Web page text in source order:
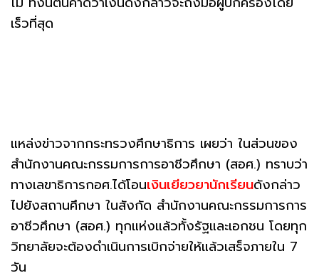
เร็วที่สุด
แหล่งข่าวจากกระทรวงศึกษาธิการ เผยว่า ในส่วนของ
สำนักงานคณะกรรมการการอาชีวศึกษา (สอศ.) ทราบว่า
ทางเลขาธิการกอศ.ได้โอนเงินเยียวยานักเรียนดังกล่าว
ไปยังสถานศึกษา ในสังกัด สำนักงานคณะกรรมการการ
อาชีวศึกษา (สอศ.) ทุกแห่งแล้วทั้งรัฐและเอกชน โดยทุก
วิทยาลัยจะต้องดำเนินการเบิกจ่ายให้แล้วเสร็จภายใน 7
วัน